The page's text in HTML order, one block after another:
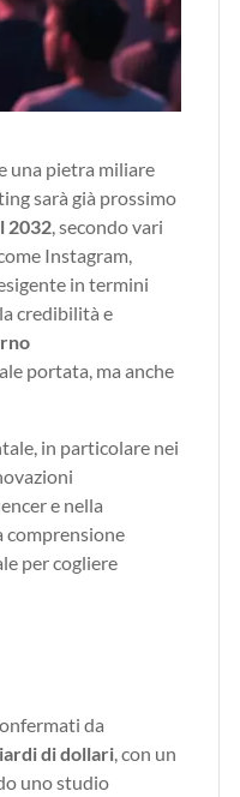
una pietra miliare
sarà già prossimo
2032, secondo vari
Instagram,
in termini
credibilità e
portata, ma anche
in particolare nei
e nella
comprensione
per cogliere
da
di dollari, con un
uno studio